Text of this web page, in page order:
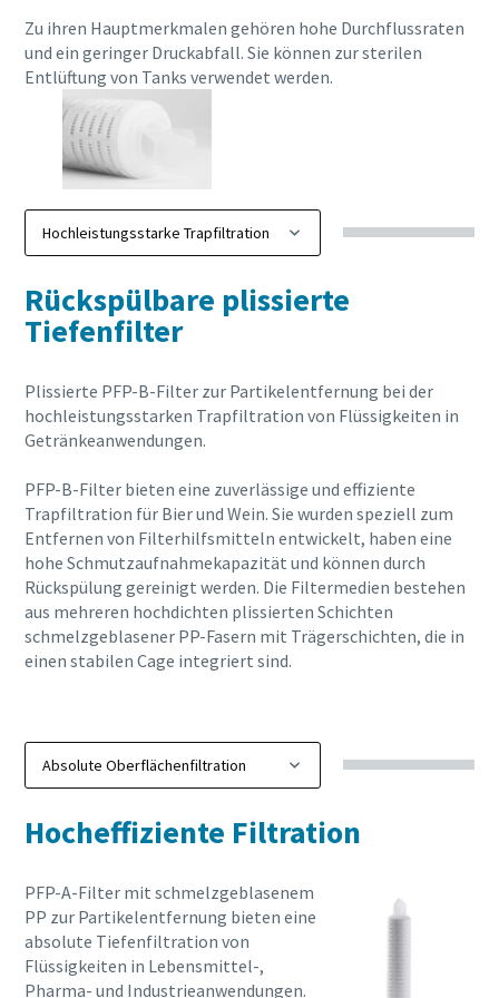
Zu ihren Hauptmerkmalen gehören hohe Durchflussraten
und ein geringer Druckabfall. Sie können zur sterilen
Entlüftung von Tanks verwendet werden.
Rückspülbare plissierte
Tiefenfilter
Plissierte PFP-B-Filter zur Partikelentfernung bei der
hochleistungsstarken Trapfiltration von Flüssigkeiten in
Getränkeanwendungen.
PFP-B-Filter bieten eine zuverlässige und effiziente
Trapfiltration für Bier und Wein. Sie wurden speziell zum
Entfernen von Filterhilfsmitteln entwickelt, haben eine
hohe Schmutzaufnahmekapazität und können durch
Rückspülung gereinigt werden. Die Filtermedien bestehen
aus mehreren hochdichten plissierten Schichten
schmelzgeblasener PP-Fasern mit Trägerschichten, die in
einen stabilen Cage integriert sind.
Hocheffiziente Filtration
PFP-A-Filter mit schmelzgeblasenem
PP zur Partikelentfernung bieten eine
absolute Tiefenfiltration von
Flüssigkeiten in Lebensmittel-,
Pharma- und Industrieanwendungen.